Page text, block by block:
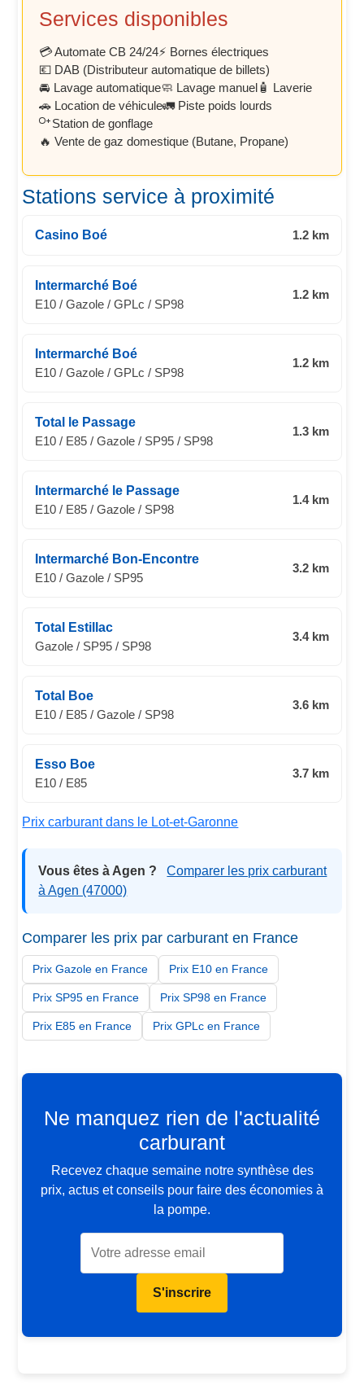
Services disponibles
💳 Automate CB 24/24⚡ Bornes électriques
💶 DAB (Distributeur automatique de billets)
🚘 Lavage automatique🧼 Lavage manuel🧴 Laverie
🚗 Location de véhicule🚛 Piste poids lourds
Station de gonflage
🔥 Vente de gaz domestique (Butane, Propane)
Stations service à proximité
Casino Boé 1.2 km
Intermarché Boé
E10 / Gazole / GPLc / SP98
1.2 km
Intermarché Boé
E10 / Gazole / GPLc / SP98
1.2 km
Total le Passage
E10 / E85 / Gazole / SP95 / SP98
1.3 km
Intermarché le Passage
E10 / E85 / Gazole / SP98
1.4 km
Intermarché Bon-Encontre
E10 / Gazole / SP95
3.2 km
Total Estillac
Gazole / SP95 / SP98
3.4 km
Total Boe
E10 / E85 / Gazole / SP98
3.6 km
Esso Boe
E10 / E85
3.7 km
Prix carburant dans le Lot-et-Garonne
Vous êtes à Agen ?
Comparer les prix carburant
à Agen (47000)
Comparer les prix par carburant en France
Prix Gazole en France Prix E10 en France
Prix SP95 en France Prix SP98 en France
Prix E85 en France Prix GPLc en France
Ne manquez rien de l'actualité
carburant
Recevez chaque semaine notre synthèse des
prix, actus et conseils pour faire des économies à
la pompe.
S'inscrire